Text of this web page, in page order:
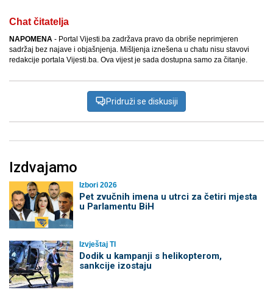
Chat čitatelja
NAPOMENA - Portal Vijesti.ba zadržava pravo da obriše neprimjeren
sadržaj bez najave i objašnjenja. Mišljenja iznešena u chatu nisu stavovi
redakcije portala Vijesti.ba. Ova vijest je sada dostupna samo za čitanje.
Pridruži se diskusiji
Izdvajamo
Izbori 2026
Pet zvučnih imena u utrci za četiri mjesta
u Parlamentu BiH
Izvještaj TI
Dodik u kampanji s helikopterom,
sankcije izostaju